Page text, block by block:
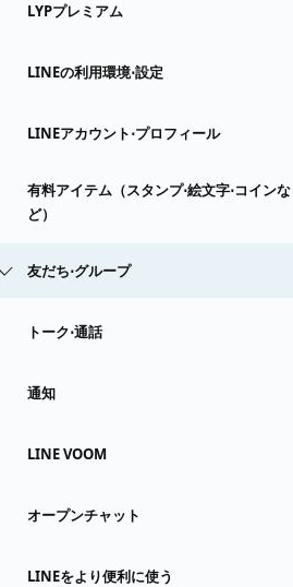
LYPプレミアム
LINEの利用環境⋅設定
LINEアカウント⋅プロフィール
有料アイテム（スタンプ⋅絵文字⋅コインな
ど）
友だち⋅グループ
トーク⋅通話
通知
LINE VOOM
オープンチャット
LINEをより便利に使う